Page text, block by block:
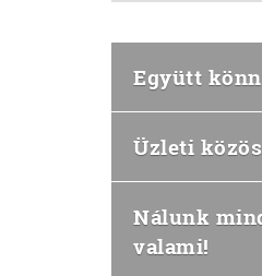
Együtt
Üzleti
Nálunk
valami!